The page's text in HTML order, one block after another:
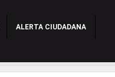
ALERTA CIUDADANA